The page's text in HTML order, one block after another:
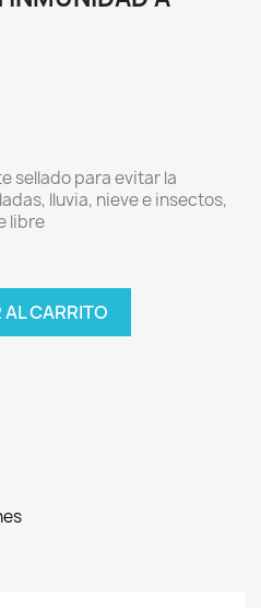
sellado para evitar la
lluvia, nieve e insectos,
libre
CARRITO